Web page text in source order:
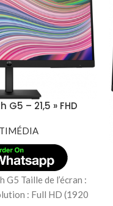
G5 – 21,5 » FHD
G5 Taille de l’écran :
: Full HD (1920